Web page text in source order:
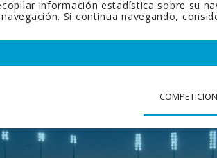
información estadística sobre su
Si continua navegando,